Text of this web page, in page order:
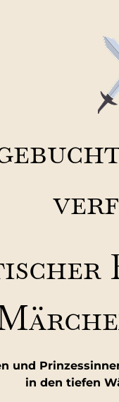
und
in den tiefen